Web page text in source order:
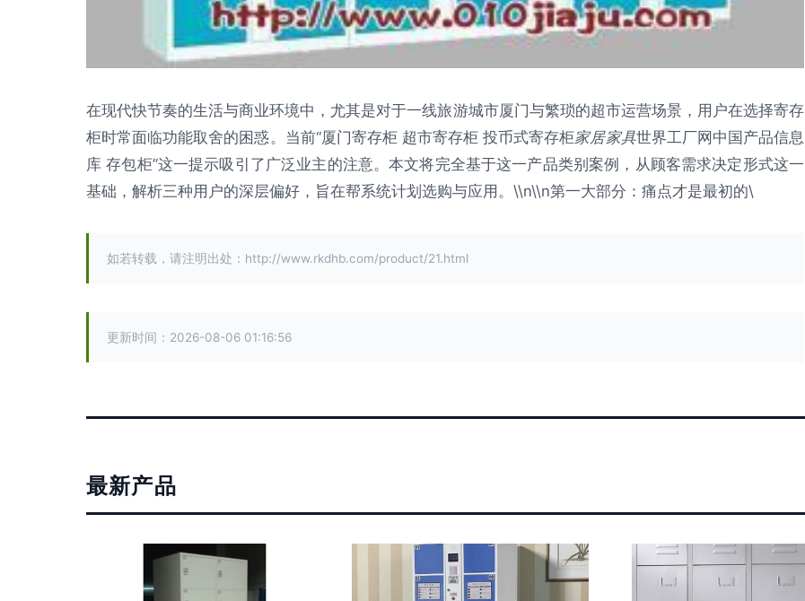
在现代快节奏的生活与商业环境中，尤其是对于一线旅游城市厦门与繁琐的超市运营场景，用户在选择寄存
柜时常面临功能取舍的困惑。当前“厦门寄存柜 超市寄存柜 投币式寄存柜家居家具世界工厂网中国产品信息
库 存包柜”这一提示吸引了广泛业主的注意。本文将完全基于这一产品类别案例，从顾客需求决定形式这一
基础，解析三种用户的深层偏好，旨在帮系统计划选购与应用。\\n\\n第一大部分：痛点才是最初的\
如若转载，请注明出处：http://www.rkdhb.com/product/21.html
更新时间：2026-08-06 01:16:56
最新产品